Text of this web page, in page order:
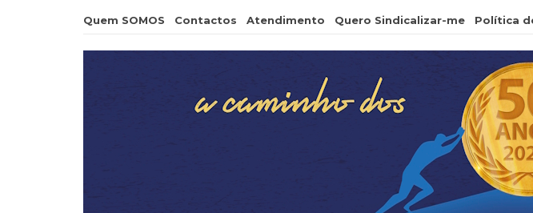
Quem SOMOS Contactos Atendimento Quero Sindicalizar-me Política